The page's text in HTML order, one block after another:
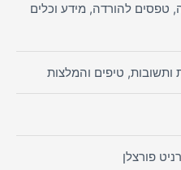
טפסים להורדה, מידע וכלים
ותשובות, טיפים והמלצות
פורצלן